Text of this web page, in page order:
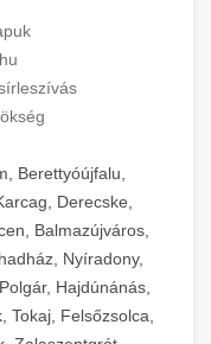
Berettyóújfalu,
Derecske,
Balmazújváros,
Nyíradony,
Hajdúnánás,
Tokaj, Felsőzsolca,